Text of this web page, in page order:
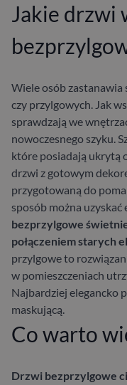
Jakie drzwi
Wiele osób zastanawia
czy przylgowych. Jak
sprawdzają we
nowoczesnego szyku.
które posiadają ukrytą
drzwi z gotowym
przygotowaną do
sposób można
bezprzylgowe
połączeniem starych
przylgowe to
w pomieszczeniach
Najbardziej elegancko
maskującą.
Co warto
Drzwi bezprzylgowe